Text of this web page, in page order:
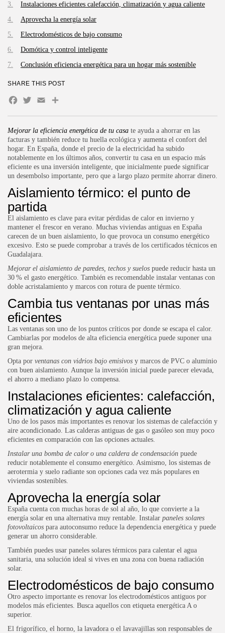
Mejorar la eficiencia energética de tu casa te ayuda a ahorrar en las
facturas y también reduce tu huella ecológica y aumenta el confort del
hogar. En España, donde el precio de la electricidad ha subido
notablemente en los últimos años, convertir tu casa en un espacio más
eficiente es una inversión inteligente, que inicialmente puede significar
un desembolso importante, pero que a largo plazo permite ahorrar dinero.
Aislamiento térmico: el punto de
partida
El aislamiento es clave para evitar pérdidas de calor en invierno y
mantener el frescor en verano. Muchas viviendas antiguas en España
carecen de un buen aislamiento, lo que provoca un consumo energético
excesivo. Esto se puede comprobar a través de los certificados técnicos en
Guadalajara.
Mejorar el aislamiento de paredes, techos y suelos puede reducir hasta un
30 % el gasto energético. También es recomendable instalar ventanas con
doble acristalamiento y marcos con rotura de puente térmico.
Cambia tus ventanas por unas más
eficientes
Las ventanas son uno de los puntos críticos por donde se escapa el calor.
Cambiarlas por modelos de alta eficiencia energética puede suponer una
gran mejora.
Opta por ventanas con vidrios bajo emisivos y marcos de PVC o aluminio
con buen aislamiento. Aunque la inversión inicial puede parecer elevada,
el ahorro a mediano plazo lo compensa.
Instalaciones eficientes: calefacción,
climatización y agua caliente
Uno de los pasos más importantes es renovar los sistemas de calefacción y
aire acondicionado. Las calderas antiguas de gas o gasóleo son muy poco
eficientes en comparación con las opciones actuales.
Instalar una bomba de calor o una caldera de condensación puede
reducir notablemente el consumo energético. Asimismo, los sistemas de
aerotermia y suelo radiante son opciones cada vez más populares en
viviendas sostenibles.
Aprovecha la energía solar
España cuenta con muchas horas de sol al año, lo que convierte a la
energía solar en una alternativa muy rentable. Instalar paneles solares
fotovoltaicos para autoconsumo reduce la dependencia energética y puede
generar un ahorro considerable.
También puedes usar paneles solares térmicos para calentar el agua
sanitaria, una solución ideal si vives en una zona con buena radiación
solar.
Electrodomésticos de bajo consumo
Otro aspecto importante es renovar los electrodomésticos antiguos por
modelos más eficientes. Busca aquellos con etiqueta energética A o
superior.
El frigorífico, el horno, la lavadora o el lavavajillas son responsables de
Instalaciones eficientes calefacción, climatización y agua caliente
Aprovecha la energía solar
Electrodomésticos de bajo consumo
Domótica y control inteligente
Conclusión eficiencia energética para un hogar más sostenible
SHARE THIS POST
Facebook
Twitter
EmailCompartir